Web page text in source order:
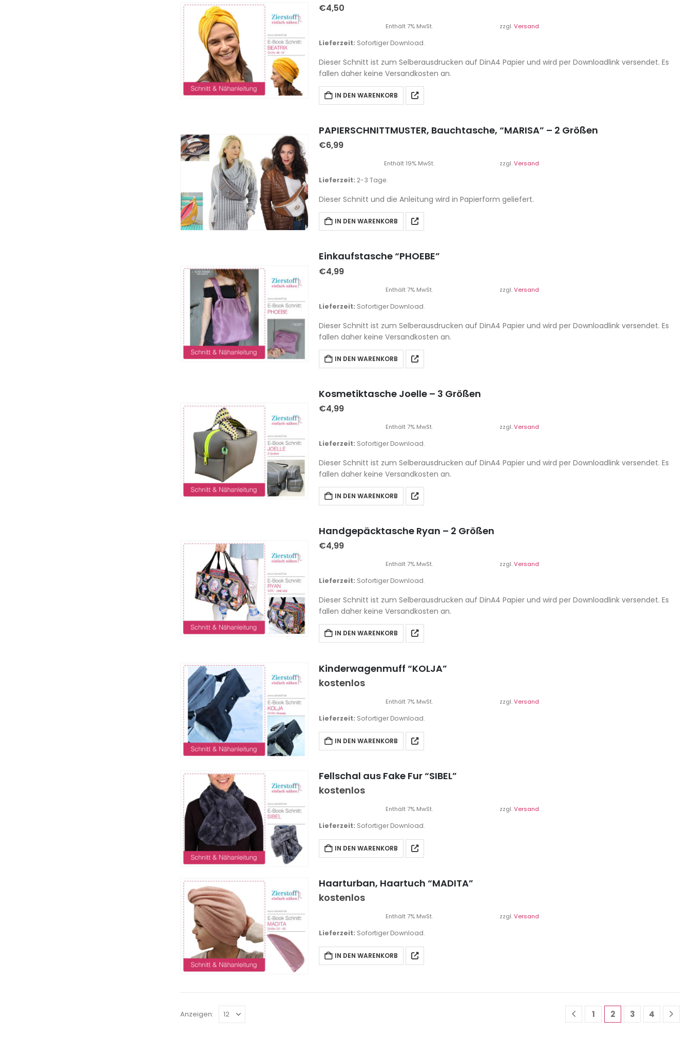
€4,50
Enthält 7% MwSt. zzgl.Versand
Lieferzeit: Sofortiger Download.
Dieser Schnitt ist zum Selberausdrucken auf DinA4 Papier und wird per Downloadlink versendet. Es
fallen daher keine Versandkosten an.
IN DEN WARENKORB
PAPIERSCHNITTMUSTER, Bauchtasche, “MARISA” – 2 Größen
€6,99
Enthält 19% MwSt. zzgl.Versand
Lieferzeit: 2-3 Tage.
Dieser Schnitt und die Anleitung wird in Papierform geliefert.
IN DEN WARENKORB
Einkaufstasche “PHOEBE”
€4,99
Enthält 7% MwSt. zzgl.Versand
Lieferzeit: Sofortiger Download.
Dieser Schnitt ist zum Selberausdrucken auf DinA4 Papier und wird per Downloadlink versendet. Es
fallen daher keine Versandkosten an.
IN DEN WARENKORB
Kosmetiktasche Joelle – 3 Größen
€4,99
Enthält 7% MwSt. zzgl.Versand
Lieferzeit: Sofortiger Download.
Dieser Schnitt ist zum Selberausdrucken auf DinA4 Papier und wird per Downloadlink versendet. Es
fallen daher keine Versandkosten an.
IN DEN WARENKORB
Handgepäcktasche Ryan – 2 Größen
€4,99
Enthält 7% MwSt. zzgl.Versand
Lieferzeit: Sofortiger Download.
Dieser Schnitt ist zum Selberausdrucken auf DinA4 Papier und wird per Downloadlink versendet. Es
fallen daher keine Versandkosten an.
IN DEN WARENKORB
Kinderwagenmuff “KOLJA”
kostenlos
Enthält 7% MwSt. zzgl.Versand
Lieferzeit: Sofortiger Download.
IN DEN WARENKORB
Fellschal aus Fake Fur “SIBEL”
kostenlos
Enthält 7% MwSt. zzgl.Versand
Lieferzeit: Sofortiger Download.
IN DEN WARENKORB
Haarturban, Haartuch “MADITA”
kostenlos
Enthält 7% MwSt. zzgl.Versand
Lieferzeit: Sofortiger Download.
IN DEN WARENKORB
Anzeigen: 1 2 3 4